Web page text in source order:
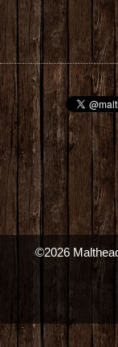
©2026